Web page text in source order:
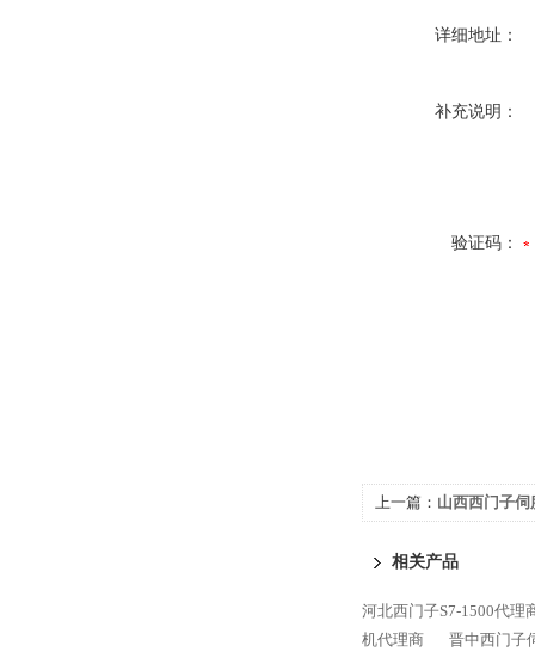
详细地址：
补充说明：
验证码：
上一篇： 山西西门子
相关产品
河北西门子S7-1500代理
机代理商
晋中西门子